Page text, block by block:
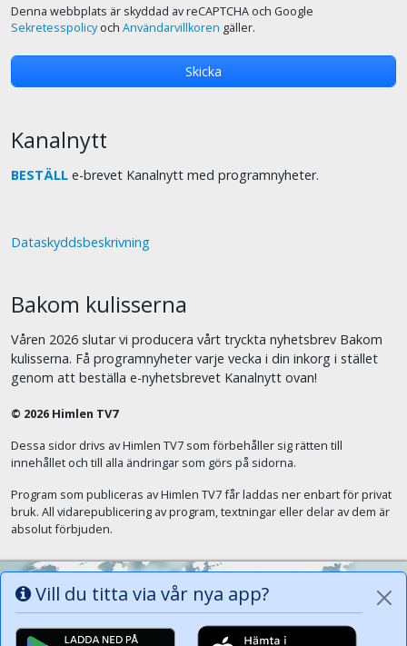
Denna webbplats är skyddad av reCAPTCHA och Google
Sekretesspolicyoch Användarvillkoren gäller.
Kanalnytt
BESTÄLL e-brevet Kanalnytt med programnyheter.
Dataskyddsbeskrivning
Bakom kulisserna
Våren 2026 slutar vi producera vårt tryckta nyhetsbrev Bakom
kulisserna. Få programnyheter varje vecka i din inkorg i stället
genom att beställa e-nyhetsbrevet Kanalnytt ovan!
Vill du titta via vår nya app?
© 2026 Himlen TV7
Dessa sidor drivs av Himlen TV7 som förbehåller sig rätten till
innehållet och till alla ändringar som görs på sidorna.
Program som publiceras av Himlen TV7 får laddas ner enbart för privat
bruk. All vidarepublicering av program, textningar eller delar av dem är
absolut förbjuden.
Alla tungor ska bekänna att Jesus Kristus
är Herren, Gud Fadern till ära. (Fil 2:11)